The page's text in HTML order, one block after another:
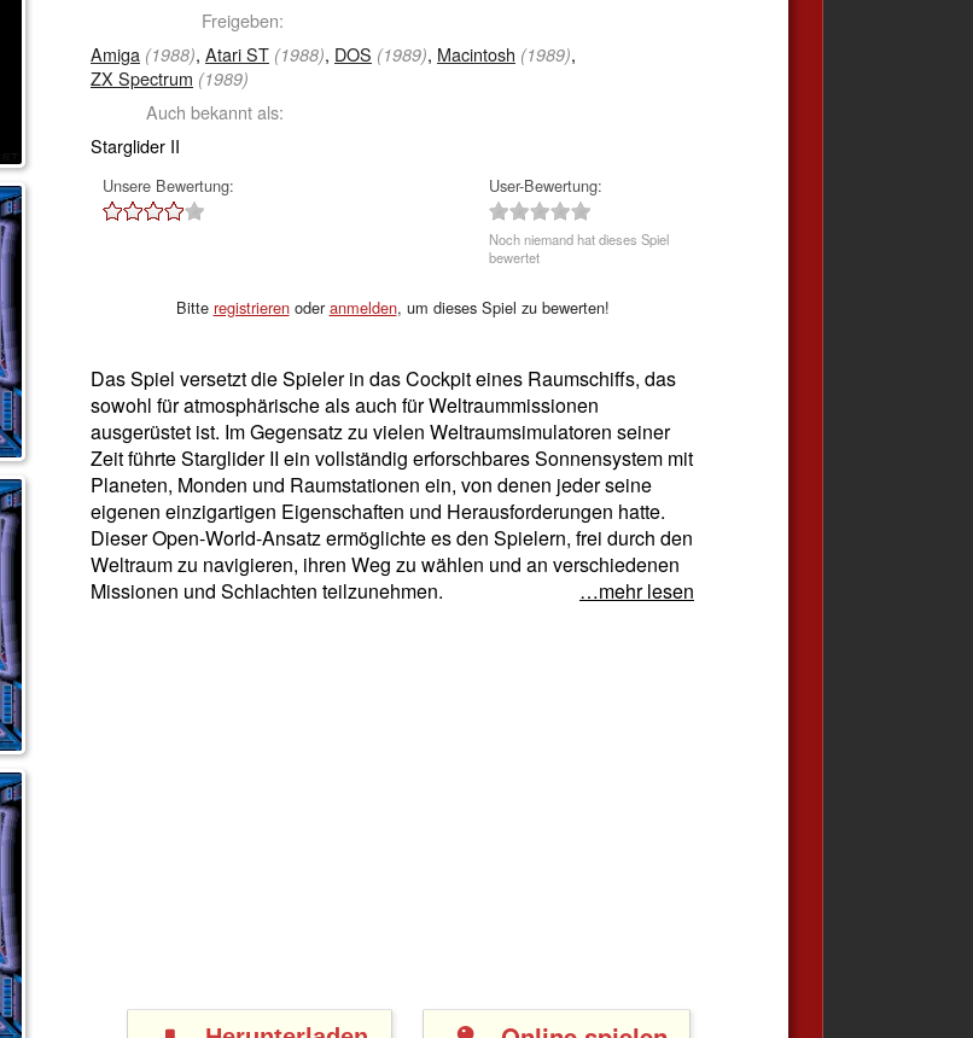
Freigeben:
Amiga (1988), Atari ST (1988), DOS (1989), Macintosh (1989),
ZX Spectrum (1989)
Auch bekannt als:
Starglider II
Unsere Bewertung: User-Bewertung:
Noch niemand hat dieses Spiel
bewertet
Bitte registrierenoderanmelden, um dieses Spiel zu bewerten!
Das Spiel versetzt die Spieler in das Cockpit eines Raumschiffs, das
sowohl für atmosphärische als auch für Weltraummissionen
ausgerüstet ist. Im Gegensatz zu vielen Weltraumsimulatoren seiner
Zeit führte Starglider II ein vollständig erforschbares Sonnensystem mit
Planeten, Monden und Raumstationen ein, von denen jeder seine
eigenen einzigartigen Eigenschaften und Herausforderungen hatte.
Dieser Open-World-Ansatz ermöglichte es den Spielern, frei durch den
Weltraum zu navigieren, ihren Weg zu wählen und an verschiedenen
Missionen und Schlachten teilzunehmen.
…mehr lesen